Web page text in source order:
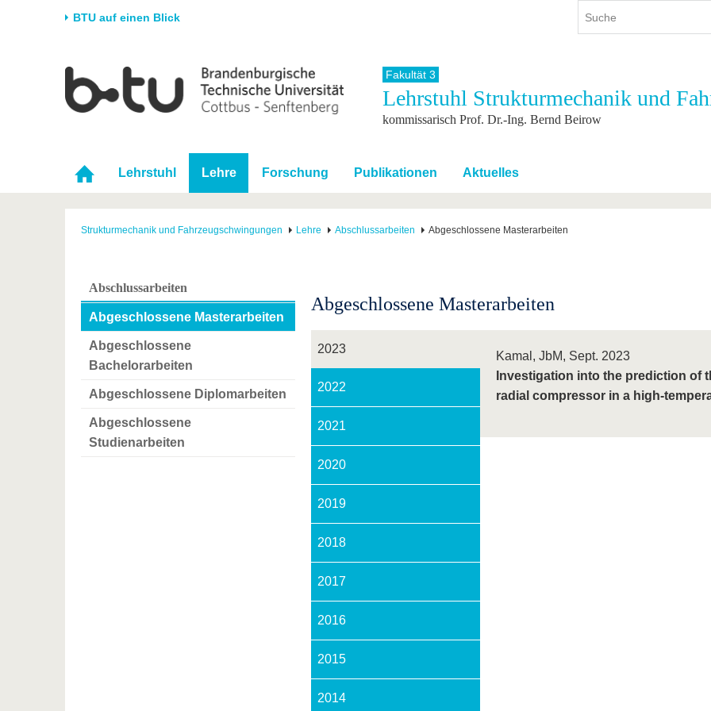
BTU auf einen Blick
Universität
Karriere & Engagement
Partnerschaften &
Strukturwandel
Forschung
Förderung
Wissenschaftlicher
Nachwuchs
Studium
Studienangebot
Im Studium
Nach dem Studium
International
Internationales Profil
Mit der BTU ins Ausland
Für internationale
Studierende
Kontakt
Weiterbildung
Fakultät 3
Lehrstuhl Strukturmechanik und
kommissarisch Prof. Dr.-Ing. Bernd Beirow
Lehrstuhl Lehre Forschung Publikationen Aktuelles
Strukturmechanik und Fahrzeugschwingungen Lehre Abschlussarbeiten Abgeschlossene Masterarbeiten
Abschlussarbeiten
Abgeschlossene Masterarbeiten
Abgeschlossene
Bachelorarbeiten
Abgeschlossene Diplomarbeiten
Abgeschlossene
Studienarbeiten
Abgeschlossene Masterarbeiten
2023
2022
2021
2020
2019
2018
2017
2016
2015
2014
Kamal, JbM, Sept. 2023
Investigation into the prediction of
radial compressor in a high-